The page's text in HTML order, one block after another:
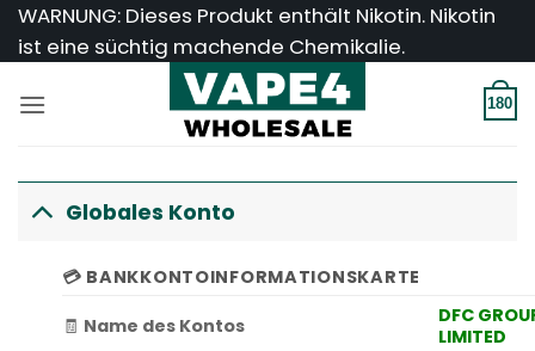
Zum
Inhalt
WARNUNG: Dieses Produkt enthält Nikotin. Nikotin
ist eine süchtig machende Chemikalie.
180
Globales Konto
💳 BANKKONTOINFORMATIONSKARTE
🧾 Name des Kontos
DFC
LIMITED